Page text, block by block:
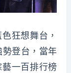
狂想舞台，
登台，當年
一百排行榜